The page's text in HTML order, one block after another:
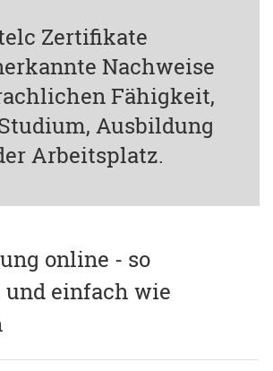
Zertifikate
Nachweise
Fähigkeit,
Ausbildung
Arbeitsplatz.
online - so
und einfach wie